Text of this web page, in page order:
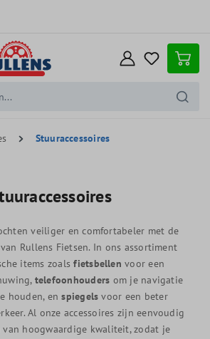
Stuuraccessoires
veiliger en comfortabeler met de
Rullens Fietsen. In ons assortiment
items zoalsfietsbellen voor een
telefoonhouders om je navigatie
houden, enspiegels voor een beter
Al onze accessoires zijn eenvoudig
hoogwaardige kwaliteit, zodat je